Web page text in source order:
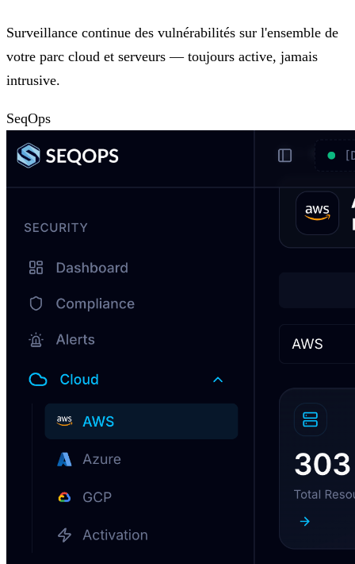
Surveillance continue des vulnérabilités sur l'ensemble de
votre parc cloud et serveurs — toujours active, jamais
intrusive.
SeqOps